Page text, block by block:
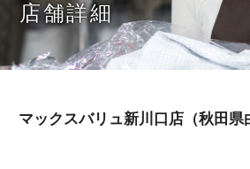
店舗詳細
マックスバリュ新川口店（秋田県